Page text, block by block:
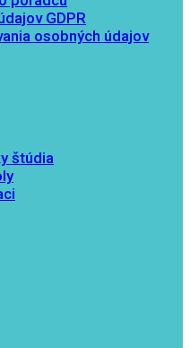
GDPR
osobných údajov
štúdia